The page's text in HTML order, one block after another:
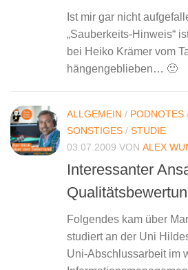
Ist mir gar nicht
„Sauberkeits-Hinweis“
bei Heiko Krämer vom
hängengeblieben… 🙂
ALLGEMEIN / PODNOTES
SONSTIGES / STUDIE
03.07.2009 VON ALEX
Interessanter
Folgendes kam über
studiert an der Uni
Uni-Abschlussarbeit im